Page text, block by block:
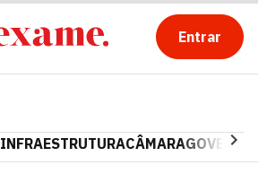
Entrar
INFRAESTRUTURACÂMARAGOVERNO